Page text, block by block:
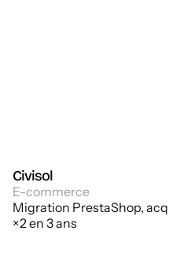
Civisol
E-commerce
Migration PrestaShop,
×2 en 3 ans